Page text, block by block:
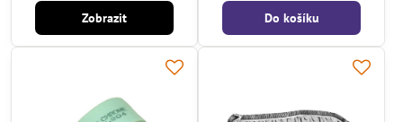
Zobrazit Do košíku